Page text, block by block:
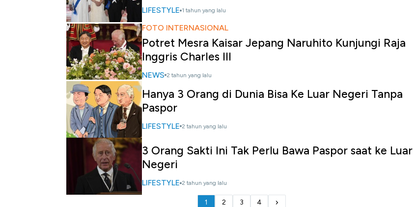
LIFESTYLE 1 tahun yang lalu
FOTO INTERNASIONAL
Potret Mesra Kaisar Jepang Naruhito Kunjungi Raja
Inggris Charles III
NEWS 2 tahun yang lalu
Hanya 3 Orang di Dunia Bisa Ke Luar Negeri Tanpa
Paspor
LIFESTYLE 2 tahun yang lalu
3 Orang Sakti Ini Tak Perlu Bawa Paspor saat ke Luar
Negeri
LIFESTYLE 2 tahun yang lalu
1 2 3 4